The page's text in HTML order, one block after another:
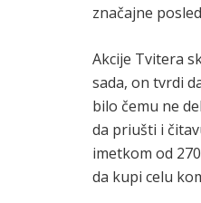
značajne
Akcije Tvitera
sada, on tvrdi
bilo čemu ne
da priušti i
imetkom od
da kupi celu